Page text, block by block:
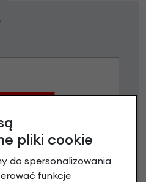
0%
pliki cookie
do spersonalizowania
funkcje